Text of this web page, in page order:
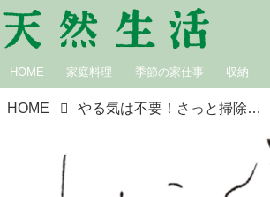
HOME 家庭料理 季節の家仕事 収納
HOME やる気は不要！さっと掃除が習慣になる“ラクする片づけ”3つの切り札「あ、汚れてる」を後回しにするクセがなくなる収納術／整理収納コンサルタント・本多さおりさん